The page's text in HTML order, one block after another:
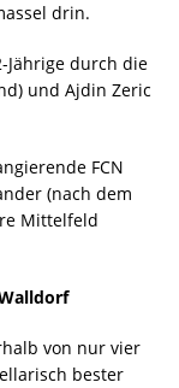
drin.
Jährige durch die
und Ajdin Zeric
FCN
(nach dem
Mittelfeld
von nur vier
bester